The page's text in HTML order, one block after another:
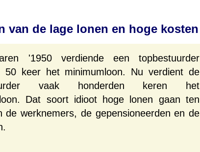
van de lage lonen en hoge kosten
'1950 verdiende een topbestuurder
50 keer het minimumloon. Nu verdient de
vaak honderden keren het
Dat soort idioot hoge lonen gaan ten
de werknemers, de gepensioneerden en de